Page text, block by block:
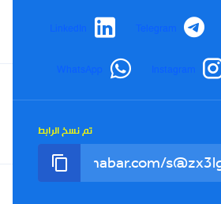
YouTube
TikTok
Twitter
Tel : +213(0)023 31 69 04 - eMail :
Telegram
LinkedIn
Instagram
WhatsApp
تم نسخ الرابط